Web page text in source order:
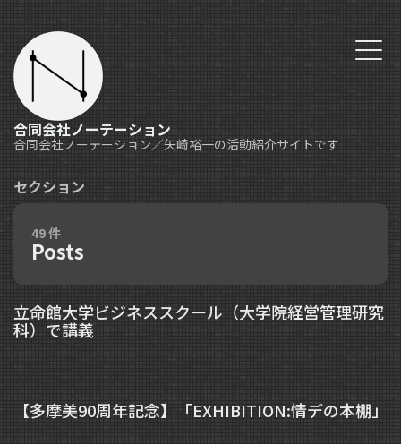
合同会社ノーテーション
合同会社ノーテーション／矢崎裕一の活動紹介サイトです
セクション
49 件
Posts
立命館大学ビジネススクール（大学院経営管理研究
科）で講義
【多摩美90周年記念】「EXHIBITION:情デの本棚」